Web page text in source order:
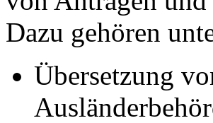
Dazu gehören
Übersetzung